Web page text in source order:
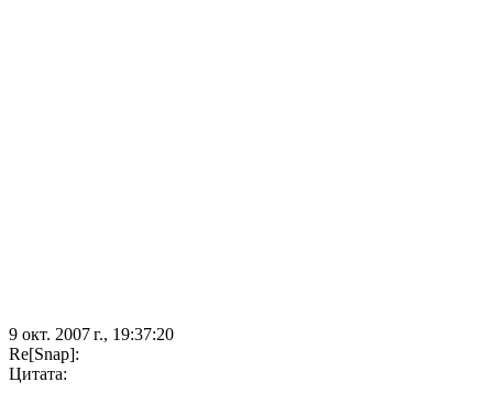
9 окт. 2007 г., 19:37:20
Re[Snap]:
Цитата: